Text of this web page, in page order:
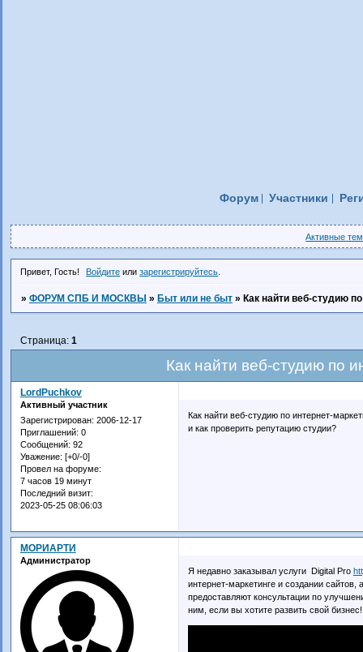
Форум Участники
Активные
Привет, Гость! Войдите илизарегистрируйтесь
» ФОРУМ СПБ И МОСКВЫ » Быт или не быт » Как найти веб-студию
Как найти веб-студию по
Страница: 1
LordPuchkov
Активный участник
Зарегистрирован: 2006-12-17
Приглашений: 0
Сообщений: 92
Уважение: [+0/-0]
Провел на форуме:
7 часов 19 минут
Последний визит:
2023-05-25 08:06:03
Как найти веб-студию по интернет-
и как проверить репутацию студии?
МОРИАРТИ
Администратор
Я недавно заказывал услуги Digital Pro
интернет-маркетинге и создании
предоставляют консультации по
ним, если вы хотите развить свой